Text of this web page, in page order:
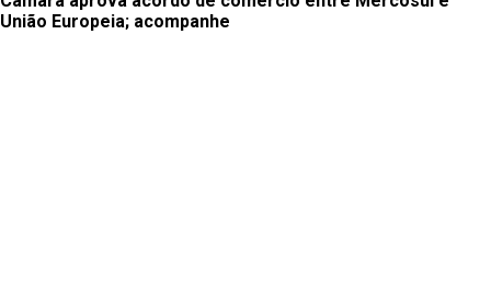
União Europeia; acompanhe